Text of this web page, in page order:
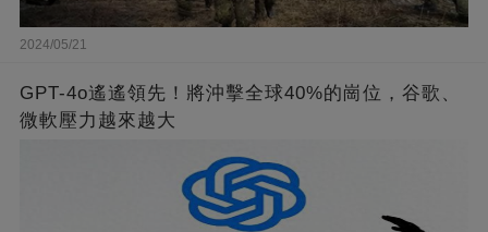
2024/05/21
GPT-4o遙遙領先！將沖擊全球40%的崗位，谷歌、
微軟壓力越來越大